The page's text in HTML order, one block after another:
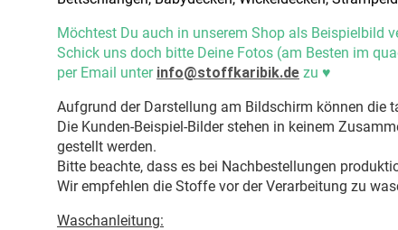
Möchtest Du auch in unserem Shop als Beispielbild
Schick uns doch bitte Deine Fotos (am Besten im
per Email unter info@stoffkaribik.de zu ♥
Aufgrund der Darstellung am Bildschirm können die
Die Kunden-Beispiel-Bilder stehen in keinem
gestellt werden.
Bitte beachte, dass es bei Nachbestellungen
Wir empfehlen die Stoffe vor der Verarbeitung zu
Waschanleitung: